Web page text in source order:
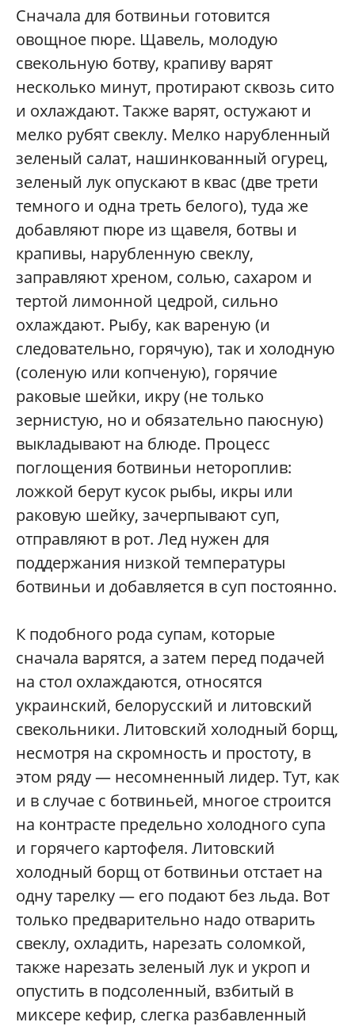
Сначала для ботвиньи готовится
овощное пюре. Щавель, молодую
свекольную ботву, крапиву варят
несколько минут, протирают сквозь сито
и охлаждают. Также варят, остужают и
мелко рубят свеклу. Мелко нарубленный
зеленый салат, нашинкованный огурец,
зеленый лук опускают в квас (две трети
темного и одна треть белого), туда же
добавляют пюре из щавеля, ботвы и
крапивы, нарубленную свеклу,
заправляют хреном, солью, сахаром и
тертой лимонной цедрой, сильно
охлаждают. Рыбу, как вареную (и
следовательно, горячую), так и холодную
(соленую или копченую), горячие
раковые шейки, икру (не только
зернистую, но и обязательно паюсную)
выкладывают на блюде. Процесс
поглощения ботвиньи нетороплив:
ложкой берут кусок рыбы, икры или
раковую шейку, зачерпывают суп,
отправляют в рот. Лед нужен для
поддержания низкой температуры
ботвиньи и добавляется в суп постоянно.
К подобного рода супам, которые
сначала варятся, а затем перед подачей
на стол охлаждаются, относятся
украинский, белорусский и литовский
свекольники. Литовский холодный борщ,
несмотря на скромность и простоту, в
этом ряду — несомненный лидер. Тут, как
и в случае с ботвиньей, многое строится
на контрасте предельно холодного супа
и горячего картофеля. Литовский
холодный борщ от ботвиньи отстает на
одну тарелку — его подают без льда. Вот
только предварительно надо отварить
свеклу, охладить, нарезать соломкой,
также нарезать зеленый лук и укроп и
опустить в подсоленный, взбитый в
миксере кефир, слегка разбавленный